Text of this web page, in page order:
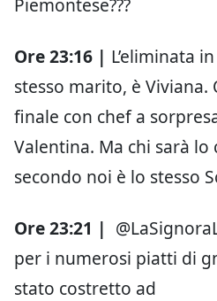
Ore 23:16 | L’eliminata
stesso marito, è
finale con chef a
Valentina. Ma chi sarà lo
secondo noi è lo stesso
Ore 23:21 |
per i numerosi piatti di
stato costretto ad